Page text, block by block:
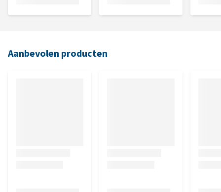
Aanbevolen producten